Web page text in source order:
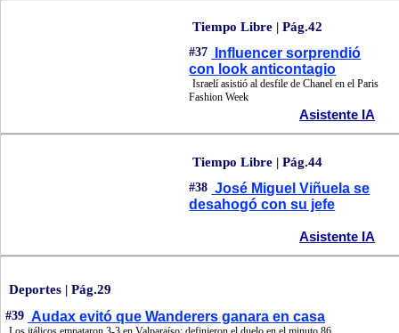
Tiempo Libre | Pág.42
#37
Influencer sorprendió
con look anticontagio
Israelí asistió al desfile de Chanel en el Paris
Fashion Week
Asistente IA
Tiempo Libre | Pág.44
#38 José Miguel Viñuela se
desahogó con su jefe
Asistente IA
Deportes | Pág.29
#39 Audax evitó que Wanderers ganara en casa